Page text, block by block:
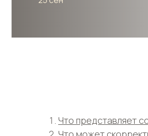
Что представляет